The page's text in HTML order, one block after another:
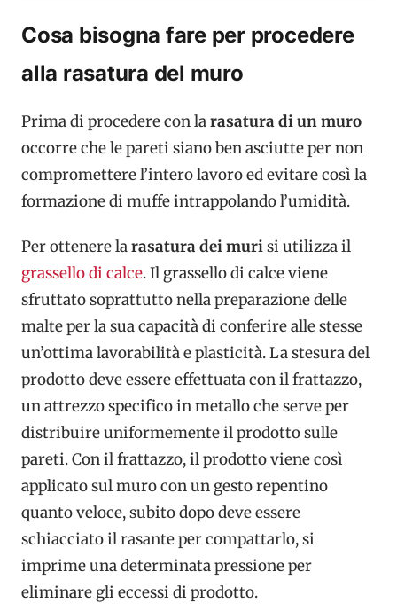
Cosa bisogna fare per procedere
alla rasatura del muro
Prima di procedere con larasatura di un muro
occorre che le pareti siano ben asciutte per non
compromettere l’intero lavoro ed evitare così la
formazione di muffe intrappolando l’umidità.
Per ottenere larasatura dei murisi utilizza il
grassello di calce. Il grassello di calce viene
sfruttato soprattutto nella preparazione delle
malte per la sua capacità di conferire alle stesse
un’ottima lavorabilità e plasticità. La stesura del
prodotto deve essere effettuata con il frattazzo,
un attrezzo specifico in metallo che serve per
distribuire uniformemente il prodotto sulle
pareti. Con il frattazzo, il prodotto viene così
applicato sul muro con un gesto repentino
quanto veloce, subito dopo deve essere
schiacciato il rasante per compattarlo, si
imprime una determinata pressione per
eliminare gli eccessi di prodotto.